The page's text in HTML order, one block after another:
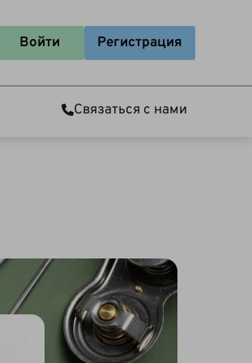
Войти Регистрация
Связаться с нами